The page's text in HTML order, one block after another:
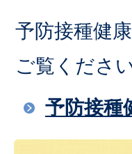
予防接種健
ご覧ください
予防接種